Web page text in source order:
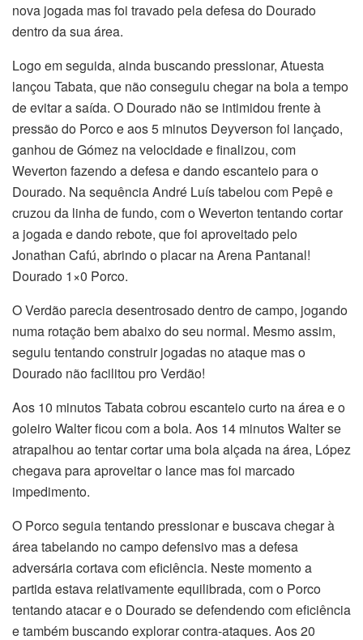
nova jogada mas foi travado pela defesa do Dourado
dentro da sua área.
Logo em seguida, ainda buscando pressionar, Atuesta
lançou Tabata, que não conseguiu chegar na bola a tempo
de evitar a saída. O Dourado não se intimidou frente à
pressão do Porco e aos 5 minutos Deyverson foi lançado,
ganhou de Gómez na velocidade e finalizou, com
Weverton fazendo a defesa e dando escanteio para o
Dourado. Na sequência André Luís tabelou com Pepê e
cruzou da linha de fundo, com o Weverton tentando cortar
a jogada e dando rebote, que foi aproveitado pelo
Jonathan Cafú, abrindo o placar na Arena Pantanal!
Dourado 1×0 Porco.
O Verdão parecia desentrosado dentro de campo, jogando
numa rotação bem abaixo do seu normal. Mesmo assim,
seguiu tentando construir jogadas no ataque mas o
Dourado não facilitou pro Verdão!
Aos 10 minutos Tabata cobrou escanteio curto na área e o
goleiro Walter ficou com a bola. Aos 14 minutos Walter se
atrapalhou ao tentar cortar uma bola alçada na área, López
chegava para aproveitar o lance mas foi marcado
impedimento.
O Porco seguia tentando pressionar e buscava chegar à
área tabelando no campo defensivo mas a defesa
adversária cortava com eficiência. Neste momento a
partida estava relativamente equilibrada, com o Porco
tentando atacar e o Dourado se defendendo com eficiência
e também buscando explorar contra-ataques. Aos 20